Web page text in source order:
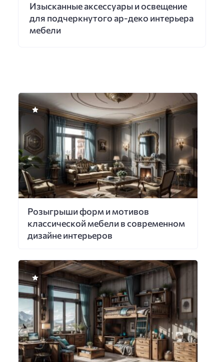
Изысканные аксессуары и освещение
для подчеркнутого ар-деко интерьера
мебели
Розыгрыши форм и мотивов
классической мебели в современном
дизайне интерьеров